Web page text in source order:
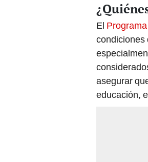
El
condiciones
asegurar
educación,